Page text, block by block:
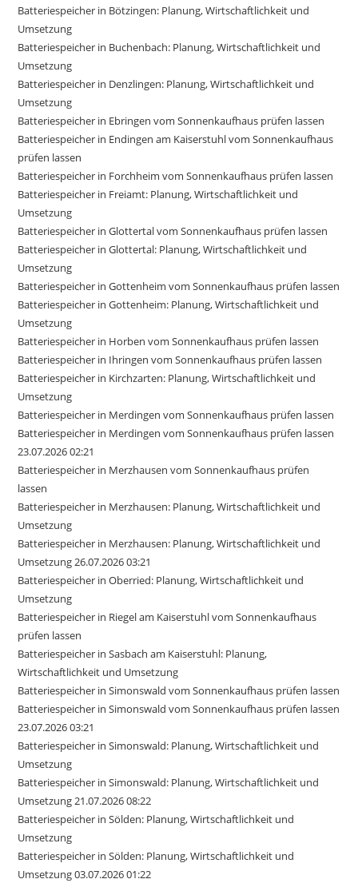
Batteriespeicher in Bötzingen: Planung, Wirtschaftlichkeit und
Umsetzung
Batteriespeicher in Buchenbach: Planung, Wirtschaftlichkeit und
Umsetzung
Batteriespeicher in Denzlingen: Planung, Wirtschaftlichkeit und
Umsetzung
Batteriespeicher in Ebringen vom Sonnenkaufhaus prüfen lassen
Batteriespeicher in Endingen am Kaiserstuhl vom Sonnenkaufhaus
prüfen lassen
Batteriespeicher in Forchheim vom Sonnenkaufhaus prüfen lassen
Batteriespeicher in Freiamt: Planung, Wirtschaftlichkeit und
Umsetzung
Batteriespeicher in Glottertal vom Sonnenkaufhaus prüfen lassen
Batteriespeicher in Glottertal: Planung, Wirtschaftlichkeit und
Umsetzung
Batteriespeicher in Gottenheim vom Sonnenkaufhaus prüfen lassen
Batteriespeicher in Gottenheim: Planung, Wirtschaftlichkeit und
Umsetzung
Batteriespeicher in Horben vom Sonnenkaufhaus prüfen lassen
Batteriespeicher in Ihringen vom Sonnenkaufhaus prüfen lassen
Batteriespeicher in Kirchzarten: Planung, Wirtschaftlichkeit und
Umsetzung
Batteriespeicher in Merdingen vom Sonnenkaufhaus prüfen lassen
Batteriespeicher in Merdingen vom Sonnenkaufhaus prüfen lassen
23.07.2026 02:21
Batteriespeicher in Merzhausen vom Sonnenkaufhaus prüfen
lassen
Batteriespeicher in Merzhausen: Planung, Wirtschaftlichkeit und
Umsetzung
Batteriespeicher in Merzhausen: Planung, Wirtschaftlichkeit und
Umsetzung 26.07.2026 03:21
Batteriespeicher in Oberried: Planung, Wirtschaftlichkeit und
Umsetzung
Batteriespeicher in Riegel am Kaiserstuhl vom Sonnenkaufhaus
prüfen lassen
Batteriespeicher in Sasbach am Kaiserstuhl: Planung,
Wirtschaftlichkeit und Umsetzung
Batteriespeicher in Simonswald vom Sonnenkaufhaus prüfen lassen
Batteriespeicher in Simonswald vom Sonnenkaufhaus prüfen lassen
23.07.2026 03:21
Batteriespeicher in Simonswald: Planung, Wirtschaftlichkeit und
Umsetzung
Batteriespeicher in Simonswald: Planung, Wirtschaftlichkeit und
Umsetzung 21.07.2026 08:22
Batteriespeicher in Sölden: Planung, Wirtschaftlichkeit und
Umsetzung
Batteriespeicher in Sölden: Planung, Wirtschaftlichkeit und
Umsetzung 03.07.2026 01:22